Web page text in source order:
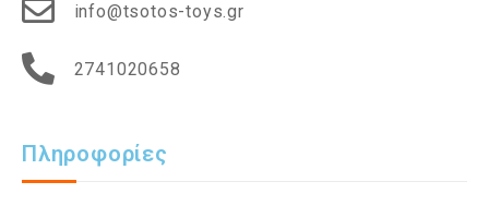
info@tsotos-toys.gr
2741020658
Πληροφορίες